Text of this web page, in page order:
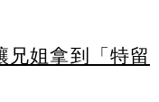
兄姐拿到「特留